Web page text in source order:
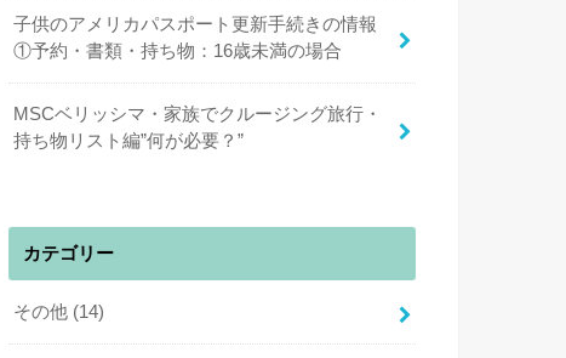
子供のアメリカパスポート更新手続きの情報
①予約・書類・持ち物：16歳未満の場合
MSCベリッシマ・家族でクルージング旅行・
持ち物リスト編”何が必要？”
カテゴリー
その他 (14)